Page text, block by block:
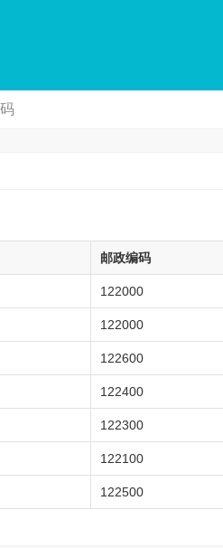
邮政编码
122000
122000
122600
122400
122300
122100
122500